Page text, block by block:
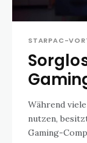
STARPAC-
Während
nutzen,
Gaming-